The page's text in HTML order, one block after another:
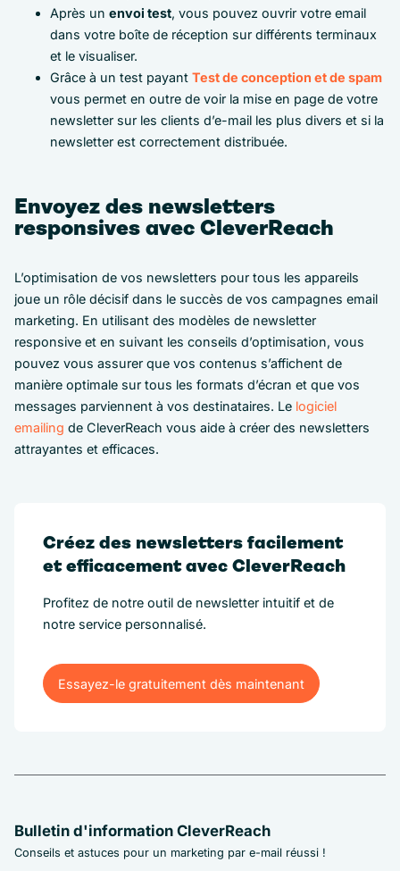
Après un envoi test, vous pouvez ouvrir votre email
dans votre boîte de réception sur différents terminaux
et le visualiser.
Grâce à un test payant Test de conception et de spam
vous permet en outre de voir la mise en page de votre
newsletter sur les clients d’e-mail les plus divers et si la
newsletter est correctement distribuée.
Envoyez des newsletters
responsives avec CleverReach
L’optimisation de vos newsletters pour tous les appareils
joue un rôle décisif dans le succès de vos campagnes email
marketing. En utilisant des modèles de newsletter
responsive et en suivant les conseils d’optimisation, vous
pouvez vous assurer que vos contenus s’affichent de
manière optimale sur tous les formats d’écran et que vos
messages parviennent à vos destinataires. Le logiciel
emailing de CleverReach vous aide à créer des newsletters
attrayantes et efficaces.
Créez des newsletters facilement
et efficacement avec CleverReach
Profitez de notre outil de newsletter intuitif et de
notre service personnalisé.
Essayez-le gratuitement dès maintenant
Essayez-le gratuitement dès maintenant
Bulletin d'information CleverReach
Conseils et astuces pour un marketing par e-mail réussi !